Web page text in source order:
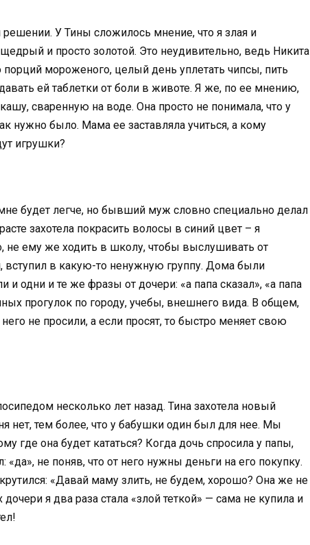
У Тины сложилось мнение, что я злая и
и просто золотой. Это неудивительно, ведь Никита
порций мороженого, целый день уплетать чипсы, пить
ей таблетки от боли в животе. Я же, по ее мнению,
сваренную на воде. Она просто не понимала, что у
нужно было. Мама ее заставляла учиться, а кому
игрушки?
будет легче, но бывший муж словно специально делал
захотела покрасить волосы в синий цвет – я
не ему же ходить в школу, чтобы выслушивать от
вступил в какую-то ненужную группу. Дома были
и одни и те же фразы от дочери: «а папа сказал», «а папа
прогулок по городу, учебы, внешнего вида. В общем,
не просили, а если просят, то быстро меняет свою
несколько лет назад. Тина захотела новый
нет, тем более, что у бабушки один был для нее. Мы
где она будет кататься? Когда дочь спросила у папы,
не поняв, что от него нужны деньги на его покупку.
«Давай маму злить, не будем, хорошо? Она же не
я два раза стала «злой теткой» — сама не купила и